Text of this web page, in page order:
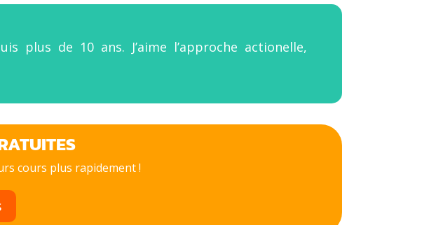
plus de 10 ans. J’aime l’approche actionelle,
cours plus rapidement !